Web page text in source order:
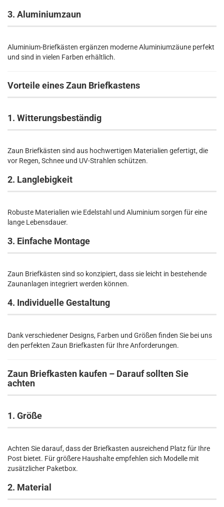
3. Aluminiumzaun
Aluminium-Briefkästen ergänzen moderne Aluminiumzäune perfekt
und sind in vielen Farben erhältlich.
Vorteile eines Zaun Briefkastens
1. Witterungsbeständig
Zaun Briefkästen sind aus hochwertigen Materialien gefertigt, die
vor Regen, Schnee und UV-Strahlen schützen.
2. Langlebigkeit
Robuste Materialien wie Edelstahl und Aluminium sorgen für eine
lange Lebensdauer.
3. Einfache Montage
Zaun Briefkästen sind so konzipiert, dass sie leicht in bestehende
Zaunanlagen integriert werden können.
4. Individuelle Gestaltung
Dank verschiedener Designs, Farben und Größen finden Sie bei uns
den perfekten Zaun Briefkasten für Ihre Anforderungen.
Zaun Briefkasten kaufen – Darauf sollten Sie
achten
1. Größe
Achten Sie darauf, dass der Briefkasten ausreichend Platz für Ihre
Post bietet. Für größere Haushalte empfehlen sich Modelle mit
zusätzlicher Paketbox.
2. Material